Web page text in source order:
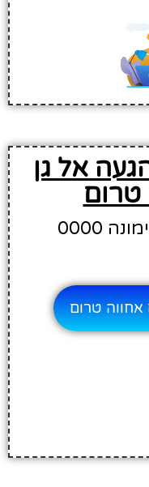
אל גן
טרום
0000
אחווה טרום